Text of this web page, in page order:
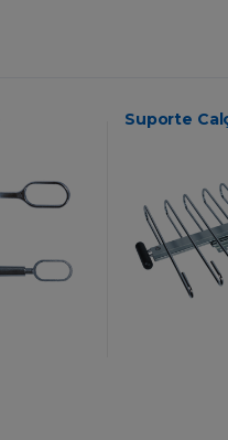
Suporte